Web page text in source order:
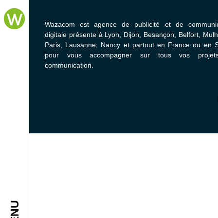
Wazacom est agence de publicité et de
digitale présente à Lyon, Dijon, Besançon, Belfort,
Paris, Lausanne, Nancy et partout en France ou en
pour vous accompagner sur tous vos
communication.